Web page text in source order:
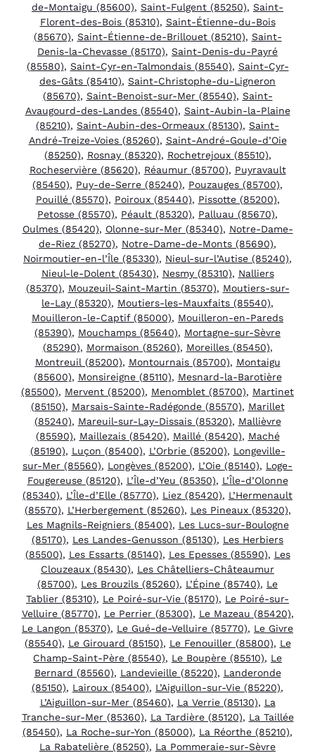
de-Montaigu (85600), Saint-Fulgent (85250), Saint-
Florent-des-Bois (85310), Saint-Étienne-du-Bois
(85670), Saint-Étienne-de-Brillouet (85210), Saint-
Denis-la-Chevasse (85170), Saint-Denis-du-Payré
(85580), Saint-Cyr-en-Talmondais (85540), Saint-Cyr-
des-Gâts (85410), Saint-Christophe-du-Ligneron
(85670), Saint-Benoist-sur-Mer (85540), Saint-
Avaugourd-des-Landes (85540), Saint-Aubin-la-Plaine
(85210), Saint-Aubin-des-Ormeaux (85130), Saint-
André-Treize-Voies (85260), Saint-André-Goule-d’Oie
(85250), Rosnay (85320), Rochetrejoux (85510),
Rocheservière (85620), Réaumur (85700), Puyravault
(85450), Puy-de-Serre (85240), Pouzauges (85700),
Pouillé (85570), Poiroux (85440), Pissotte (85200),
Petosse (85570), Péault (85320), Palluau (85670),
Oulmes (85420), Olonne-sur-Mer (85340), Notre-Dame-
de-Riez (85270), Notre-Dame-de-Monts (85690),
Noirmoutier-en-l’Île (85330), Nieul-sur-l’Autise (85240),
Nieul-le-Dolent (85430), Nesmy (85310), Nalliers
(85370), Mouzeuil-Saint-Martin (85370), Moutiers-sur-
le-Lay (85320), Moutiers-les-Mauxfaits (85540),
Mouilleron-le-Captif (85000), Mouilleron-en-Pareds
(85390), Mouchamps (85640), Mortagne-sur-Sèvre
(85290), Mormaison (85260), Moreilles (85450),
Montreuil (85200), Montournais (85700), Montaigu
(85600), Monsireigne (85110), Mesnard-la-Barotière
(85500), Mervent (85200), Menomblet (85700), Martinet
(85150), Marsais-Sainte-Radégonde (85570), Marillet
(85240), Mareuil-sur-Lay-Dissais (85320), Mallièvre
(85590), Maillezais (85420), Maillé (85420), Maché
(85190), Luçon (85400), L’Orbrie (85200), Longeville-
sur-Mer (85560), Longèves (85200), L’Oie (85140), Loge-
Fougereuse (85120), L’Île-d’Yeu (85350), L’Île-d’Olonne
(85340), L’Île-d’Elle (85770), Liez (85420), L’Hermenault
(85570), L’Herbergement (85260), Les Pineaux (85320),
Les Magnils-Reigniers (85400), Les Lucs-sur-Boulogne
(85170), Les Landes-Genusson (85130), Les Herbiers
(85500), Les Essarts (85140), Les Epesses (85590), Les
Clouzeaux (85430), Les Châtelliers-Châteaumur
(85700), Les Brouzils (85260), L’Épine (85740), Le
Tablier (85310), Le Poiré-sur-Vie (85170), Le Poiré-sur-
Velluire (85770), Le Perrier (85300), Le Mazeau (85420),
Le Langon (85370), Le Gué-de-Velluire (85770), Le Givre
(85540), Le Girouard (85150), Le Fenouiller (85800), Le
Champ-Saint-Père (85540), Le Boupère (85510), Le
Bernard (85560), Landevieille (85220), Landeronde
(85150), Lairoux (85400), L’Aiguillon-sur-Vie (85220),
L’Aiguillon-sur-Mer (85460), La Verrie (85130), La
Tranche-sur-Mer (85360), La Tardière (85120), La Taillée
(85450), La Roche-sur-Yon (85000), La Réorthe (85210),
La Rabatelière (85250), La Pommeraie-sur-Sèvre